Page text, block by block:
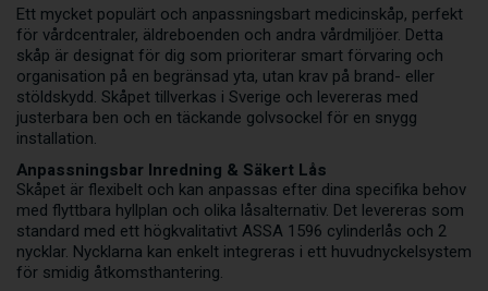
Ett mycket populärt och anpassningsbart medicinskåp, perfekt
för vårdcentraler, äldreboenden och andra vårdmiljöer. Detta
skåp är designat för dig som prioriterar smart förvaring och
organisation på en begränsad yta, utan krav på brand- eller
stöldskydd. Skåpet tillverkas i Sverige och levereras med
justerbara ben och en täckande golvsockel för en snygg
installation.
Anpassningsbar Inredning & Säkert Lås
Skåpet är flexibelt och kan anpassas efter dina specifika behov
med flyttbara hyllplan och olika låsalternativ. Det levereras som
standard med ett högkvalitativt ASSA 1596 cylinderlås och 2
nycklar. Nycklarna kan enkelt integreras i ett huvudnyckelsystem
för smidig åtkomsthantering.